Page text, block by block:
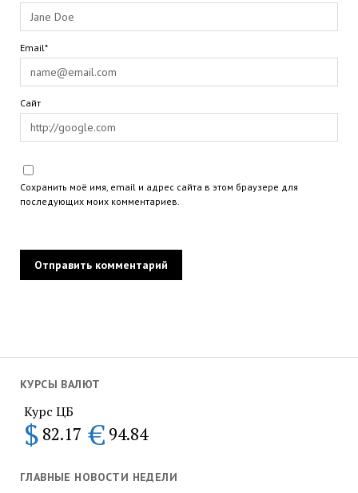
КУРСЫ ВАЛЮТ
Курс ЦБ
$ 82.17 € 94.84
ГЛАВНЫЕ НОВОСТИ НЕДЕЛИ
Email*
Сайт
Сохранить моё имя, email и адрес сайта в этом браузере для
последующих моих комментариев.